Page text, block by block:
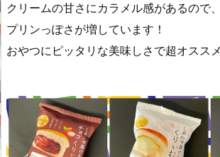
クリームの甘さにカラメル感があるので、
プリンっぽさが増しています！
おやつにピッタリな美味しさで超オスス